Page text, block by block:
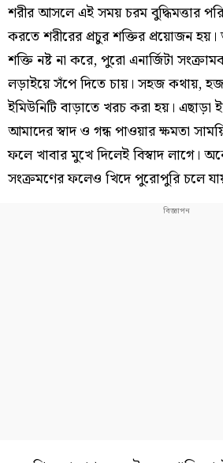
শরীর আসলে এই সময় চরম বুদ্ধিমত্তার
করতে শরীরের প্রচুর শক্তির প্রয়োজন
শক্তি নষ্ট না করে, পুরো এনার্জিটা
লড়াইয়ে সঁপে দিতে চায়। সহজ কথায়,
ইমিউনিটি বাড়াতে খরচ করা হয়।
আমাদের স্বাদ ও গন্ধ পাওয়ার ক্ষমতা
ফলে খাবার মুখে দিলেই বিস্বাদ লাগে।
সংক্রমণের ফলেও খিদে পুরোপুরি চলে